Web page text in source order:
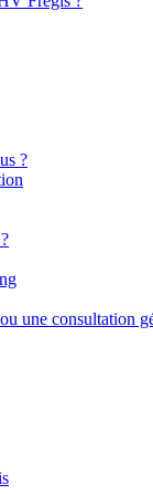
?
une consultation